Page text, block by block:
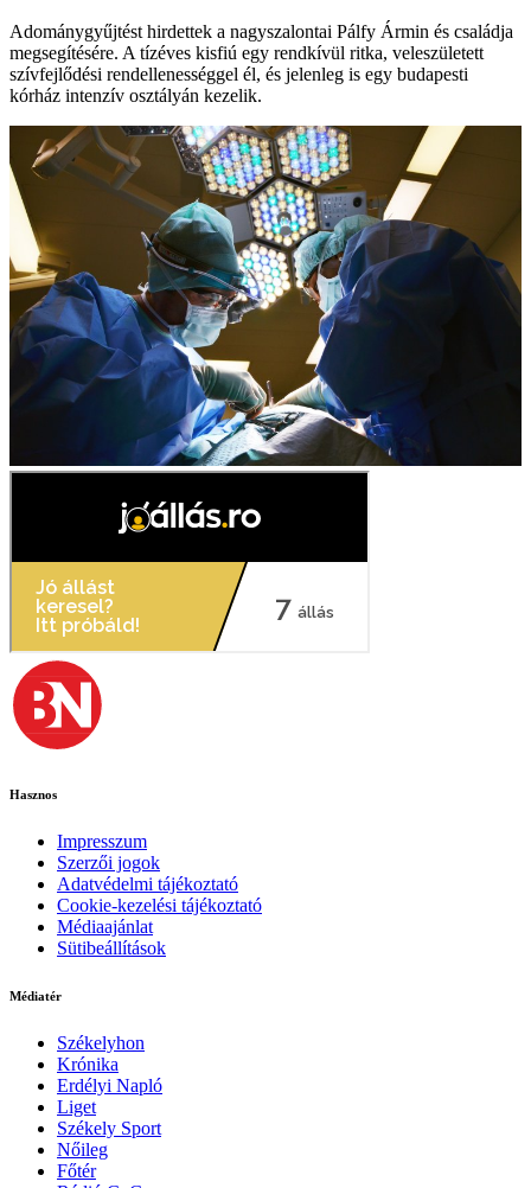
Adománygyűjtést hirdettek a nagyszalontai Pálfy Ármin és családja
megsegítésére. A tízéves kisfiú egy rendkívül ritka, veleszületett
szívfejlődési rendellenességgel él, és jelenleg is egy budapesti
kórház intenzív osztályán kezelik.
Hasznos
Impresszum
Szerzői jogok
Adatvédelmi tájékoztató
Cookie-kezelési tájékoztató
Médiaajánlat
Sütibeállítások
Médiatér
Székelyhon
Krónika
Erdélyi Napló
Liget
Székely Sport
Nőileg
Főtér